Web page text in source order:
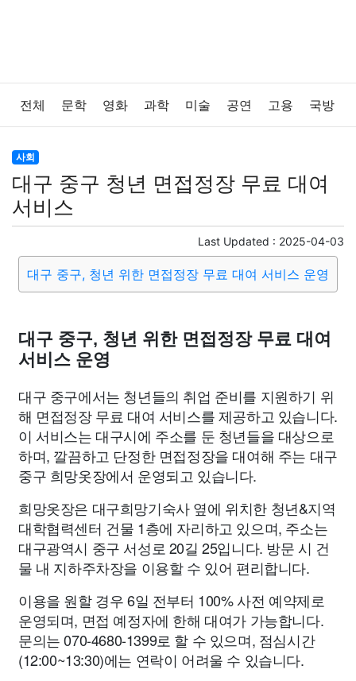
전체 문학 영화 과학 미술 공연 고용 국방
법률
보건 질병 가요 방송 일상 주식 암호화폐
반려동물 패션 미용
증권 인테리어 요리 상품리뷰 원예 금융
맛집 IT 컴퓨터
의료 의학 경제 마케팅 부동산 외국어 교육
교통 생활 기타
사회
대구 중구 청년 면접정장 무료 대여
서비스
Last Updated : 2025-04-03
대구 중구, 청년 위한 면접정장 무료 대여 서비스 운영
대구 중구, 청년 위한 면접정장 무료 대여
서비스 운영
대구 중구에서는 청년들의 취업 준비를 지원하기 위
해 면접정장 무료 대여 서비스를 제공하고 있습니다.
이 서비스는 대구시에 주소를 둔 청년들을 대상으로
하며, 깔끔하고 단정한 면접정장을 대여해 주는 대구
중구 희망옷장에서 운영되고 있습니다.
희망옷장은 대구희망기숙사 옆에 위치한 청년&지역
대학협력센터 건물 1층에 자리하고 있으며, 주소는
대구광역시 중구 서성로 20길 25입니다. 방문 시 건
물 내 지하주차장을 이용할 수 있어 편리합니다.
이용을 원할 경우 6일 전부터 100% 사전 예약제로
운영되며, 면접 예정자에 한해 대여가 가능합니다.
문의는 070-4680-1399로 할 수 있으며, 점심시간
(12:00~13:30)에는 연락이 어려울 수 있습니다.